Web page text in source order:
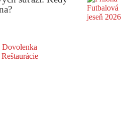
Dovolenka
Reštaurácie